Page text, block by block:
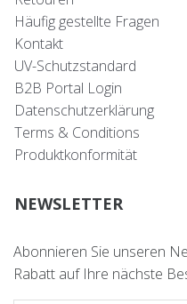
Häufig gestellte Fragen
Kontakt
UV-Schutzstandard
B2B Portal Login
Datenschutzerklärung
Terms & Conditions
Produktkonformität
NEWSLETTER
Abonnieren Sie unseren
Rabatt auf Ihre nächste